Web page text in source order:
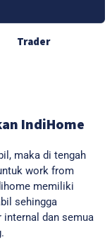
Trader
IndiHome
maka di tengah
work from
memiliki
sehingga
dan semua